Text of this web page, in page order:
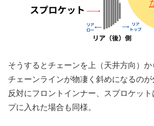
そうするとチェーンを上（天井方向）
チェーンラインが物凄く斜めになるのが
反対にフロントインナー、スプロケッ
プに入れた場合も同様。